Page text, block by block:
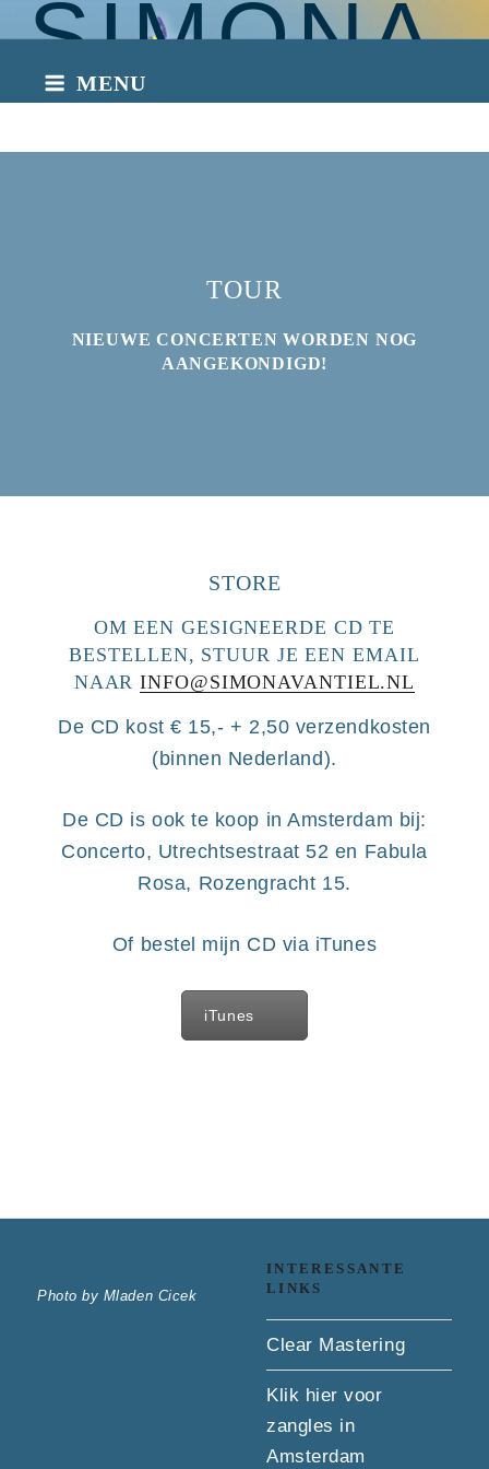
Naar
de
inhoud
springen
SIMONA
INTO THE
MENU
TOUR
NIEUWE CONCERTEN WORDEN NOG
AANGEKONDIGD!
STORE
OM EEN GESIGNEERDE CD TE
BESTELLEN, STUUR JE EEN EMAIL
NAARINFO@SIMONAVANTIEL.NL
De CD kost € 15,- + 2,50 verzendkosten
(binnen Nederland).
De CD is ook te koop in Amsterdam bij:
Concerto, Utrechtsestraat 52 en Fabula
Rosa, Rozengracht 15.
Of bestel mijn CD via iTunes
iTunes
Photo by Mladen Cicek
INTERESSANTE
LINKS
Clear Mastering
Klik hier voor
zangles in
Amsterdam